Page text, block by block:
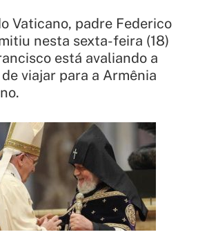
Vaticano, padre Federico
nesta sexta-feira (18)
está avaliando a
viajar para a Armênia